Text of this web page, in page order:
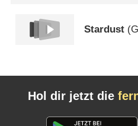
Stardust (
Hol dir jetzt die